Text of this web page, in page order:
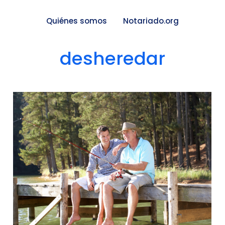
Quiénes somos Notariado.org
desheredar